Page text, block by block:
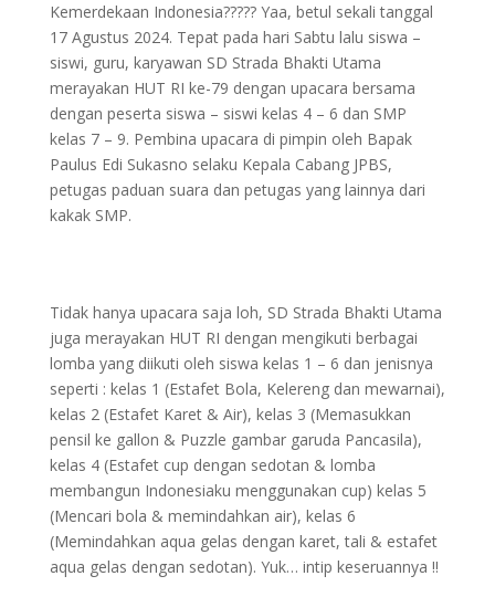
Kemerdekaan Indonesia????? Yaa, betul sekali tanggal
17 Agustus 2024. Tepat pada hari Sabtu lalu siswa –
siswi, guru, karyawan SD Strada Bhakti Utama
merayakan HUT RI ke-79 dengan upacara bersama
dengan peserta siswa – siswi kelas 4 – 6 dan SMP
kelas 7 – 9. Pembina upacara di pimpin oleh Bapak
Paulus Edi Sukasno selaku Kepala Cabang JPBS,
petugas paduan suara dan petugas yang lainnya dari
kakak SMP.
Tidak hanya upacara saja loh, SD Strada Bhakti Utama
juga merayakan HUT RI dengan mengikuti berbagai
lomba yang diikuti oleh siswa kelas 1 – 6 dan jenisnya
seperti : kelas 1 (Estafet Bola, Kelereng dan mewarnai),
kelas 2 (Estafet Karet & Air), kelas 3 (Memasukkan
pensil ke gallon & Puzzle gambar garuda Pancasila),
kelas 4 (Estafet cup dengan sedotan & lomba
membangun Indonesiaku menggunakan cup) kelas 5
(Mencari bola & memindahkan air), kelas 6
(Memindahkan aqua gelas dengan karet, tali & estafet
aqua gelas dengan sedotan). Yuk… intip keseruannya !!